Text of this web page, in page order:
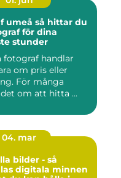
så hittar du
för dina
stunder
fotograf handlar
om pris eller
För många
om att hitta ...
04. mar
bilder - så
digitala minnen